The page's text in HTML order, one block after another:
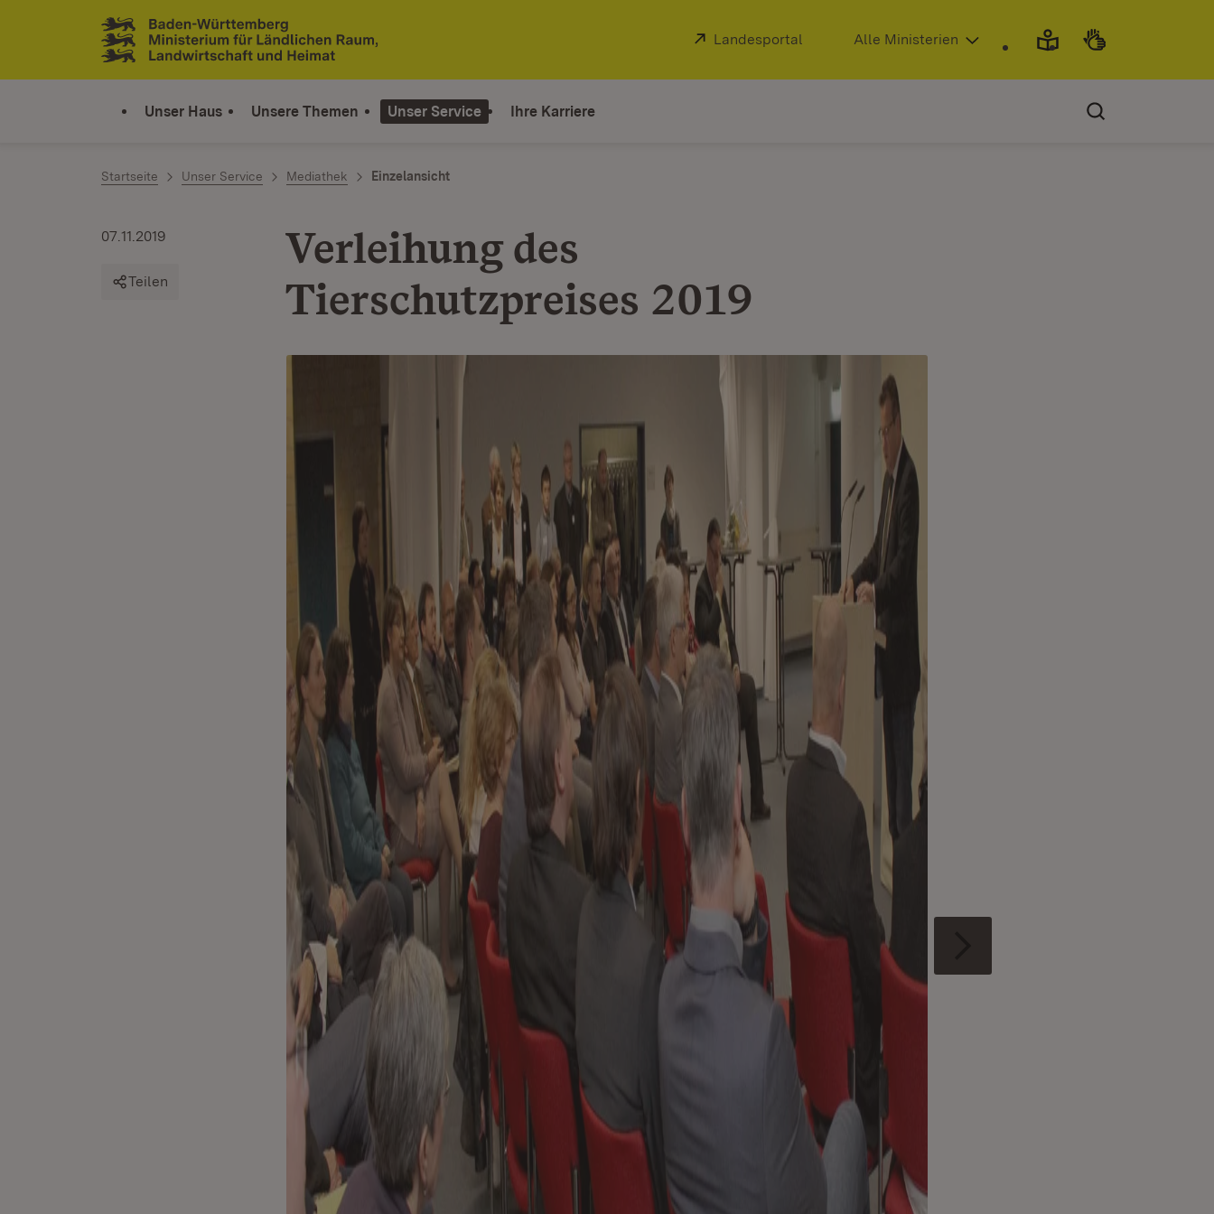
Zum Inhalt springen
Link zur Startseite
Extern:
Landesportal (Öffnet in neuem Fenster)
Alle Ministerien
Unser Haus Unsere Themen Unser Service Ihre Karriere
Startseite Unser Service Mediathek Einzelansicht
Verleihung des
Tierschutzpreises 2019
07.11.2019
Teilen